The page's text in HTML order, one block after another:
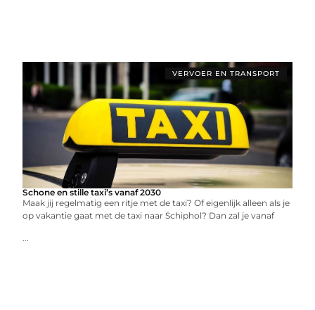
VERVOER EN TRANSPORT
Schone en stille taxi’s vanaf 2030
Maak jij regelmatig een ritje met de taxi? Of eigenlijk alleen als je
op vakantie gaat met de taxi naar Schiphol? Dan zal je vanaf
...